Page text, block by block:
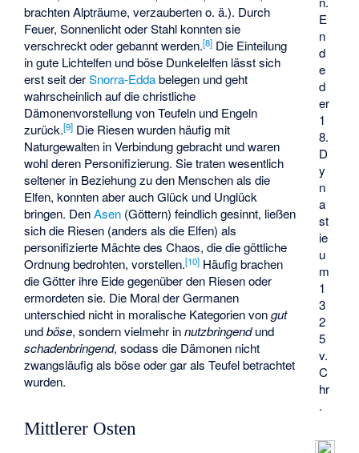
E
n
d
e
d
er
1
8.
D
y
n
a
st
ie
u
m
1
3
2
5
v.
C
hr
.
brachten Alpträume, verzauberten o. ä.). Durch
Feuer, Sonnenlicht oder Stahl konnten sie
verschreckt oder gebannt werden.[8] Die Einteilung
in gute Lichtelfen und böse Dunkelelfen lässt sich
erst seit derSnorra-Eddabelegen und geht
wahrscheinlich auf die christliche
Dämonenvorstellung von Teufeln und Engeln
zurück.[9] Die Riesen wurden häufig mit
Naturgewalten in Verbindung gebracht und waren
wohl deren Personifizierung. Sie traten wesentlich
seltener in Beziehung zu den Menschen als die
Elfen, konnten aber auch Glück und Unglück
bringen. DenAsen (Göttern) feindlich gesinnt, ließen
sich die Riesen (anders als die Elfen) als
personifizierte Mächte des Chaos, die die göttliche
Ordnung bedrohten, vorstellen.[10] Häufig brachen
die Götter ihre Eide gegenüber den Riesen oder
ermordeten sie. Die Moral der Germanen
unterschied nicht in moralische Kategorien vongut
undböse, sondern vielmehr innutzbringendund
schadenbringend, sodass die Dämonen nicht
zwangsläufig als böse oder gar als Teufel betrachtet
wurden.
Mittlerer Osten